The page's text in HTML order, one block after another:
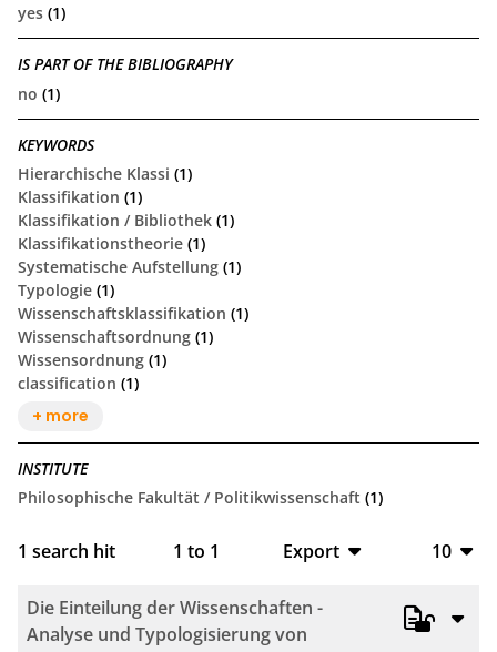
yes (1)
IS PART OF THE BIBLIOGRAPHY
no (1)
KEYWORDS
Hierarchische Klassi (1)
Klassifikation (1)
Klassifikation / Bibliothek (1)
Klassifikationstheorie (1)
Systematische Aufstellung (1)
Typologie (1)
Wissenschaftsklassifikation (1)
Wissenschaftsordnung (1)
Wissensordnung (1)
classification (1)
+ more
INSTITUTE
Philosophische Fakultät / Politikwissenschaft (1)
1 search hit 1 to 1
Export
CSV
10
20
Die Einteilung der Wissenschaften -
Analyse und Typologisierung von